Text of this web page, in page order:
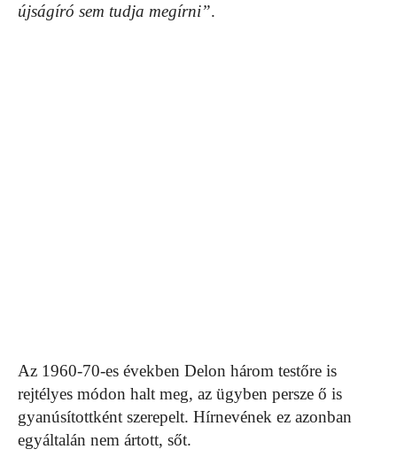
újságíró sem tudja megírni”.
Az 1960-70-es években Delon három testőre is
rejtélyes módon halt meg, az ügyben persze ő is
gyanúsítottként szerepelt. Hírnevének ez azonban
egyáltalán nem ártott, sőt.